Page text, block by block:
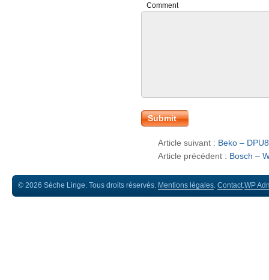
Comment
Article suivant : Beko –
Article précédent : Bosch –
© 2026 Sèche Linge. Tous droits réservés. Mentions légales. Contact.WP